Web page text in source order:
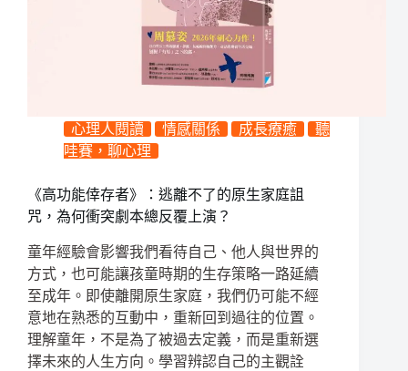
心理人閱讀 情感關係 成長療癒
聽
哇賽，聊心理
《高功能倖存者》：逃離不了的原生家庭詛
咒，為何衝突劇本總反覆上演？
童年經驗會影響我們看待自己、他人與世界的
方式，也可能讓孩童時期的生存策略一路延續
至成年。即使離開原生家庭，我們仍可能不經
意地在熟悉的互動中，重新回到過往的位置。
理解童年，不是為了被過去定義，而是重新選
擇未來的人生方向。學習辨認自己的主觀詮